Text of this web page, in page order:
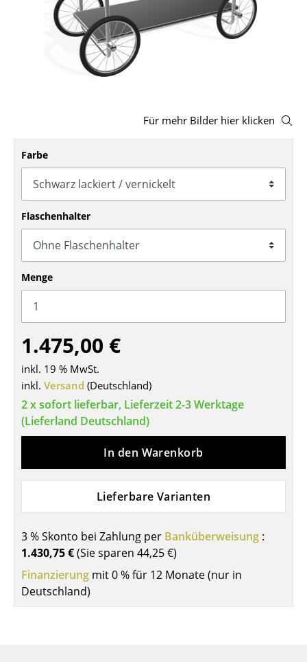
Hocker
Bänke & Liegen
Schaukelstühle
Bürodrehstühle
Konferenzstühle
Bürosessel
Einzelteile
... alle Sitzmöbel
Tische
Esstische
Beistelltische
Couchtische
Schreibtische
Konferenztische
Kindertische
Gartentische
Servierwagen
Für mehr Bilder hier klicken
Farbe
Flaschenhalter
Menge
1.475,00 €
inkl. 19 % MwSt.
inkl. Versand (Deutschland)
2 x sofort lieferbar, Lieferzeit 2-3 Werktage
(Lieferland Deutschland)
In den Warenkorb
Lieferbare Varianten
3 % Skonto bei Zahlung per Banküberweisung :
1.430,75 €(Sie sparen 44,25 €)
Finanzierung mit 0 % für 12 Monate (nur in
Deutschland)